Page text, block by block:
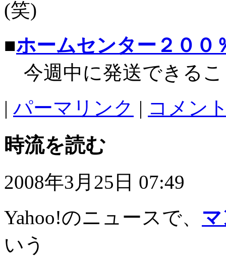
(笑)
■ホームセンター２００
今週中に発送できる
| パーマリンク | コメン
時流を読む
2008年3月25日 07:49
Yahoo!のニュースで、
いう